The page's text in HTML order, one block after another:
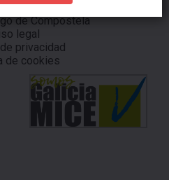
nº39 Ent. 7
de Compostela
legal
privacidad
de cookies